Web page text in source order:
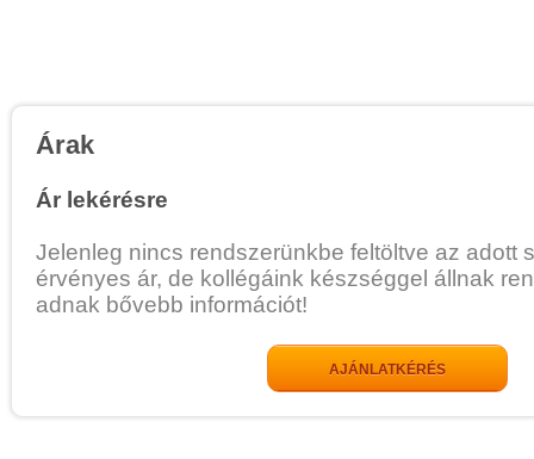
Árak
Ár lekérésre
Jelenleg nincs rendszerünkbe feltöltve az adott
érvényes ár, de kollégáink készséggel állnak
adnak bővebb információt!
AJÁNLATKÉRÉS